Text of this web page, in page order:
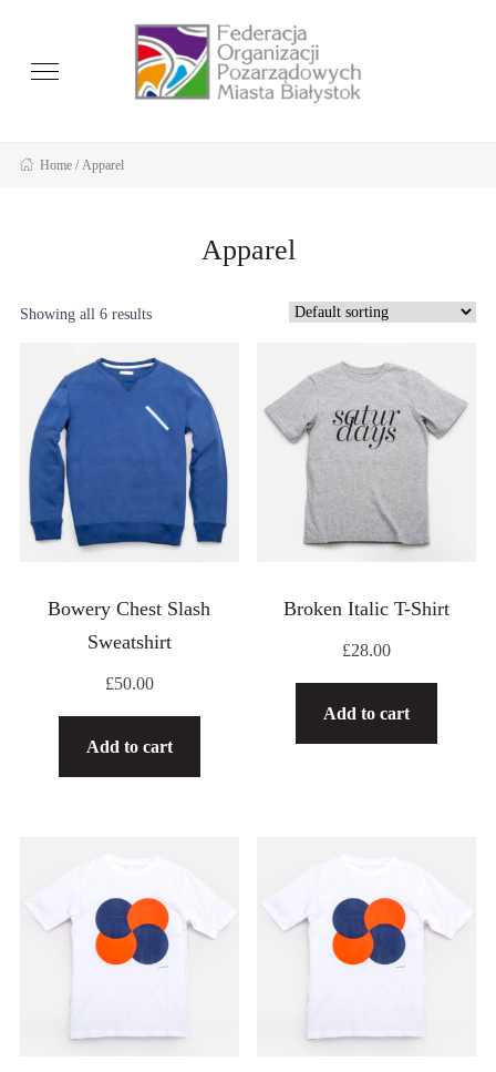
Home / Apparel
Apparel
Showing all 6 results
Bowery Chest Slash
Sweatshirt
£50.00
Add to cart
Broken Italic T-Shirt
£28.00
Add to cart